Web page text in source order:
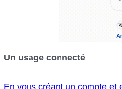
Un usage connecté
En vous créant un compte et